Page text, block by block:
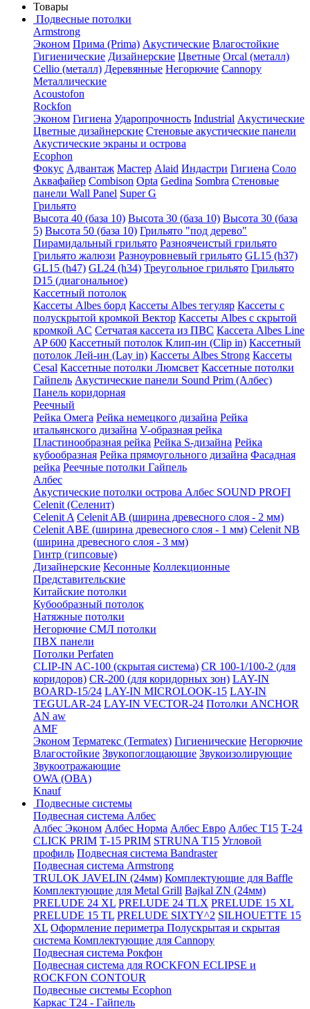
Товары
Подвесные потолки
Armstrong
Эконом Прима (Prima) Акустические Влагостойкие
Гигиенические Дизайнерские Цветные Orcal (металл)
Cellio (металл) Деревянные Негорючие Cannopy
Металлические
Acoustofon
Rockfon
Эконом Гигиена Ударопрочность Industrial Акустические
Цветные дизайнерские Стеновые акустические панели
Акустические экраны и острова
Ecophon
Фокус Адвантаж Мастер Alaid Индастри Гигиена Соло
Аквафайер Combison Opta Gedina Sombra Стеновые
панели Wall Panel Super G
Грильято
Высота 40 (база 10) Высота 30 (база 10) Высота 30 (база
5) Высота 50 (база 10) Грильято "под дерево"
Пирамидальный грильято Разноячеистый грильято
Грильято жалюзи Разноуровневый грильято GL15 (h37)
GL15 (h47) GL24 (h34) Треугольное грильято Грильято
D15 (диагональное)
Кассетный потолок
Кассеты Albes борд Кассеты Albes тегуляр Кассеты с
полускрытой кромкой Вектор Кассеты Albes с скрытой
кромкой AC Сетчатая кассета из ПВС Кассета Albes Line
AP 600 Кассетный потолок Клип-ин (Clip in) Кассетный
потолок Лей-ин (Lay in) Кассеты Albes Strong Кассеты
Cesal Кассетные потолки Люмсвет Кассетные потолки
Гайпель Акустические панели Sound Prim (Албес)
Панель коридорная
Реечный
Рейка Омега Рейка немецкого дизайна Рейка
итальянского дизайна V-образная рейка
Пластинообразная рейка Рейка S-дизайна Рейка
кубообразная Рейка прямоугольного дизайна Фасадная
рейка Реечные потолки Гайпель
Албес
Акустические потолки острова Албес SOUND PROFI
Celenit (Селенит)
Celenit A Celenit AB (ширина древесного слоя - 2 мм)
Celenit ABE (ширина древесного слоя - 1 мм) Celenit NB
(ширина древесного слоя - 3 мм)
Гинтр (гипсовые)
Дизайнерские Кесонные Коллекционные
Представительские
Китайские потолки
Кубообразный потолок
Натяжные потолки
Негорючие СМЛ потолки
ПВХ панели
Потолки Perfaten
CLIP-IN AC-100 (скрытая система) CR 100-1/100-2 (для
коридоров) CR-200 (для коридорных зон) LAY-IN
BOARD-15/24 LAY-IN MICROLOOK-15 LAY-IN
TEGULAR-24 LAY-IN VECTOR-24 Потолки ANCHOR
AN aw
AMF
Эконом Терматекс (Termatex) Гигиенические Негорючие
Влагостойкие Звукопоглощающие Звукоизолирующие
Звукоотражающие
OWA (ОВА)
Knauf
Подвесные системы
Подвесная система Албес
Албес Эконом Албес Норма Албес Евро Албес T15 Т-24
CLICK PRIM Т-15 PRIM STRUNA Т15 Угловой
профиль Подвесная система Bandraster
Подвесная система Armstrong
TRULOK JAVELIN (24мм) Комплектующие для Baffle
Комплектующие для Metal Grill Bajkal ZN (24мм)
PRELUDE 24 XL PRELUDE 24 TLX PRELUDE 15 XL
PRELUDE 15 TL PRELUDE SIXTY^2 SILHOUETTE 15
XL Оформление периметра Полускрытая и скрытая
система Комплектующие для Cannopy
Подвесная система Рокфон
Подвесная система для ROCKFON ECLIPSE и
ROCKFON CONTOUR
Подвесные системы Ecophon
Каркас Т24 - Гайпель